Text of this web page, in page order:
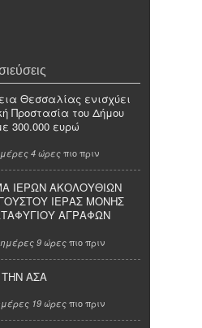
Θεσσαλίας ενισχύει
Προστασία του Δήμου
300.000 ευρώ
4 ώρεςπιο πριν
ΙΕΡΩΝ ΑΚΟΛΟΥΘΙΩΝ
ΙΕΡΑΣ ΜΟΝΗΣ
ΑΓΡΑΦΩΝ
9 ώρεςπιο πριν
ΑΣΑ
19 ώρες πιο πριν